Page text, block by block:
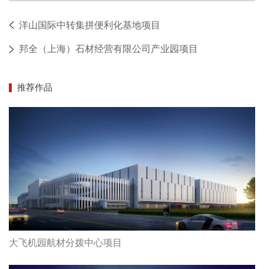
洋山国际中转集拼便利化基地项目
邦全（上海）石材经营有限公司产业园项目
推荐作品
大飞机园航材分拨中心项目